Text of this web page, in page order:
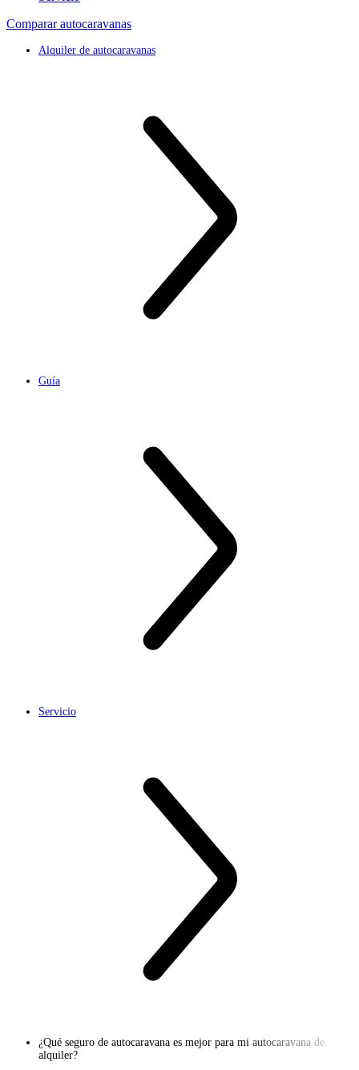
Comparar autocaravanas
Alquiler de autocaravanas
Guía
Servicio
¿Qué seguro de autocaravana es mejor para mi autocaravana de
alquiler?